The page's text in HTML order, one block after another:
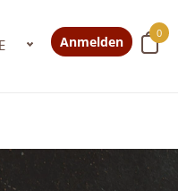
0
Anmelden